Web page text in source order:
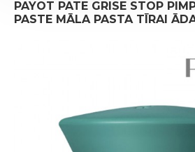
PAYOT PATE GRISE STOP
PASTE MĀLA PASTA TĪRAI